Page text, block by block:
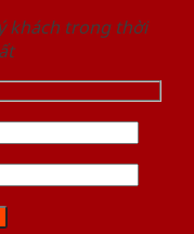
khách trong thời